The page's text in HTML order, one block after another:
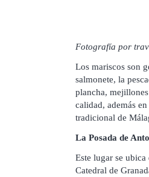
Fotografía por
Los mariscos son
salmonete, la
plancha,
calidad, además
tradicional de
La Posada de
Este lugar se
Catedral de